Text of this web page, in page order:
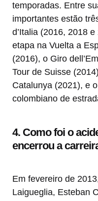
temporadas. Entre
importantes estão
d’Italia (2016, 2018
etapa na Vuelta a
(2016), o Giro
Tour de Suisse
Catalunya (2021), e
colombiano de
4. Como foi o
encerrou a
Em fevereiro de
Laigueglia, Esteban